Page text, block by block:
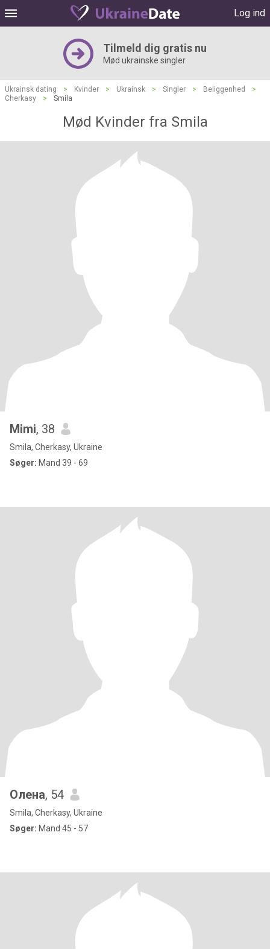
Log ind
Tilmeld dig gratis nu
Mød ukrainske singler
Ukrainsk dating > Kvinder > Ukrainsk > Singler > Beliggenhed
>
Cherkasy
> Smila
Mød Kvinder fra Smila
Mimi, 38
Smila, Cherkasy, Ukraine
Søger: Mand 39 - 69
Олена, 54
Smila, Cherkasy, Ukraine
Søger: Mand 45 - 57